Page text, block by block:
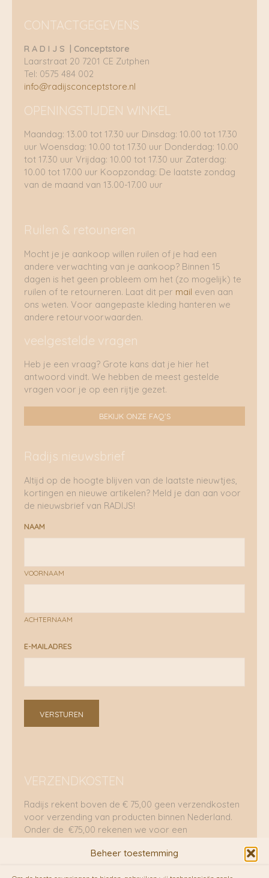
Beheer toestemming
CONTACTGEGEVENS
R A D I J S | Conceptstore
Laarstraat 20 7201 CE Zutphen
Tel: 0575 484 002
info@radijsconceptstore.nl
OPENINGSTIJDEN WINKEL
Maandag: 13.00 tot 17.30 uur Dinsdag: 10.00 tot 17.30
uur Woensdag: 10.00 tot 17.30 uur Donderdag: 10.00
tot 17.30 uur Vrijdag: 10.00 tot 17.30 uur Zaterdag:
10.00 tot 17.00 uur Koopzondag: De laatste zondag
van de maand van 13.00-17.00 uur
Ruilen & retouneren
Mocht je je aankoop willen ruilen of je had een
andere verwachting van je aankoop? Binnen 15
dagen is het geen probleem om het (zo mogelijk) te
ruilen of te retourneren. Laat dit per mail even aan
ons weten. Voor aangepaste kleding hanteren we
andere retourvoorwaarden.
veelgestelde vragen
Heb je een vraag? Grote kans dat je hier het
antwoord vindt. We hebben de meest gestelde
vragen voor je op een rijtje gezet.
BEKIJK ONZE FAQ'S
Radijs nieuwsbrief
Altijd op de hoogte blijven van de laatste nieuwtjes,
kortingen en nieuwe artikelen? Meld je dan aan voor
de nieuwsbrief van RADIJS!
NAAM
VOORNAAM
ACHTERNAAM
E-MAILADRES
VERSTUREN
VERZENDKOSTEN
Radijs rekent boven de € 75,00 geen verzendkosten
voor verzending van producten binnen Nederland.
Onder de €75,00 rekenen we voor een